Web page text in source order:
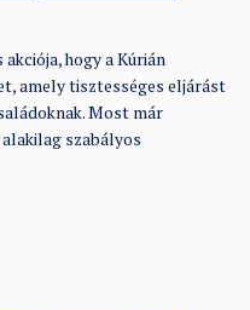
hogy a Kúrián
amely tisztességes eljárást
Most már
szabályos